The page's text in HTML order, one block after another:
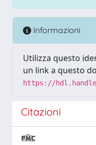
Informazioni
Utilizza questo
un link a questo
https://
Citazioni